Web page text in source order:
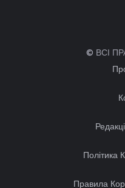
© ВСІ
Політика
Правила